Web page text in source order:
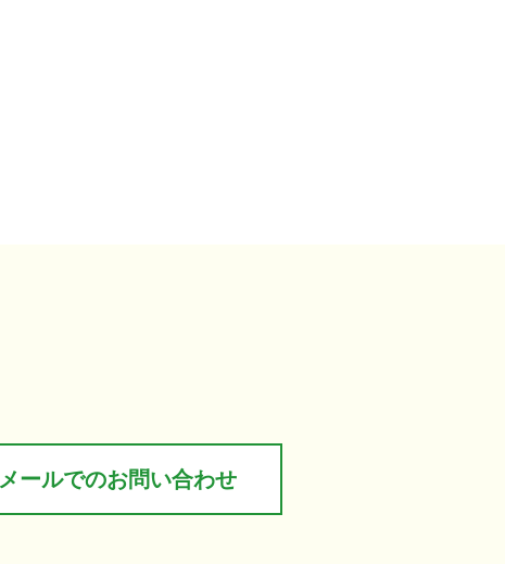
メールでのお問い合わせ